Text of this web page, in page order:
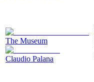
The Museum
Claudio Palana